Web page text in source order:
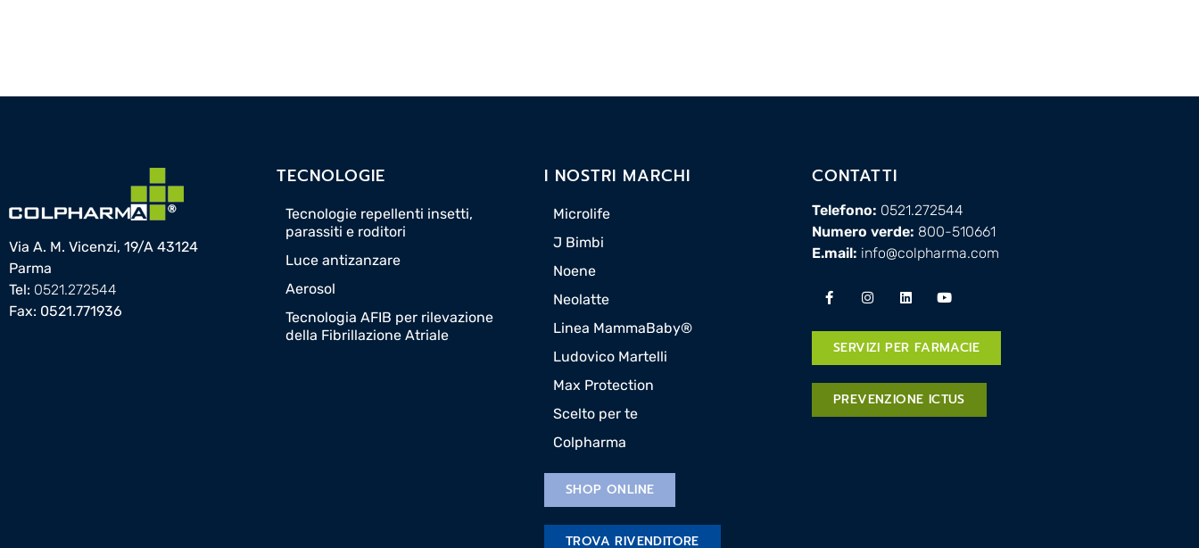
Via A. M. Vicenzi, 19/A 43124
Parma
Tel: 0521.272544
Fax: 0521.771936
TECNOLOGIE
Tecnologie repellenti insetti,
parassiti e roditori
Luce antizanzare
Aerosol
Tecnologia AFIB per rilevazione
della Fibrillazione Atriale
I NOSTRI MARCHI
Microlife
J Bimbi
Noene
Neolatte
Linea MammaBaby®
Ludovico Martelli
Max Protection
Scelto per te
Colpharma
SHOP ONLINE
TROVA RIVENDITORE
CONTATTI
Telefono: 0521.272544
Numero verde: 800-510661
E.mail: info@colpharma.com
SERVIZI PER FARMACIE
PREVENZIONE ICTUS